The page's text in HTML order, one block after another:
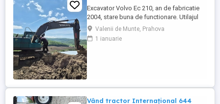
Excavator Volvo Ec 210, an de fabricatie
2004, stare buna de functionare. Utilajul
are cupla hidarulica rapida, linii hidraulice
auxiliare pentru picon, foarfeca, etc.
Motorul este Deutz-Volvo cu racire pe
Valenii de Munte, Prahova
1 ianuarie
Vând tractor Internațional 644